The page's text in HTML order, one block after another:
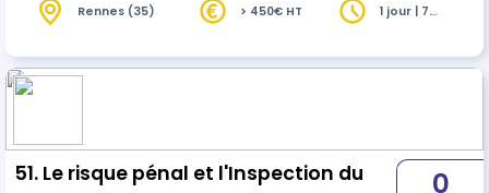
Rennes (35) > 450€ HT
1 jour | 7
51. Le risque pénal et l'Inspection du
0